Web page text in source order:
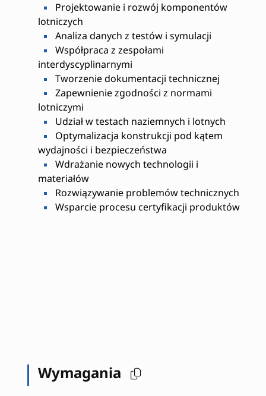
Projektowanie i rozwój komponentów
lotniczych
Analiza danych z testów i symulacji
Współpraca z zespołami
interdyscyplinarnymi
Tworzenie dokumentacji technicznej
Zapewnienie zgodności z normami
lotniczymi
Udział w testach naziemnych i lotnych
Optymalizacja konstrukcji pod kątem
wydajności i bezpieczeństwa
Wdrażanie nowych technologii i
materiałów
Rozwiązywanie problemów technicznych
Wsparcie procesu certyfikacji produktów
Wymagania